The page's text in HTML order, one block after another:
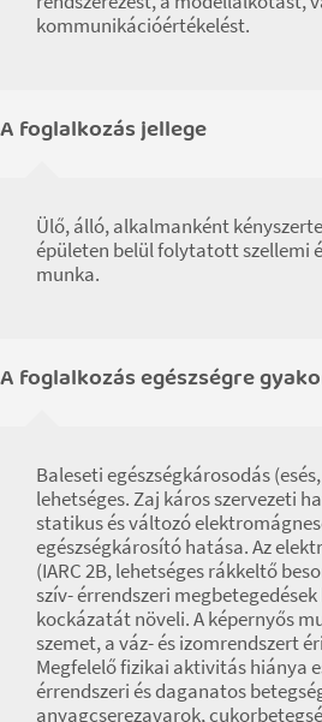
kommunikációértékelést.
A foglalkozás jellege
Ülő, álló, alkalmanként
épületen belül folytatott szellemi
munka.
A foglalkozás egészségre
Baleseti egészségkárosodás
lehetséges. Zaj káros szervezeti
statikus és változó
egészségkárosító hatása. Az
(IARC 2B, lehetséges rákkeltő
szív- érrendszeri
kockázatát növeli. A képernyős
szemet, a váz- és izomrendszert
Megfelelő fizikai aktivitás hiánya
érrendszeri és daganatos
anyagcserezavarok,